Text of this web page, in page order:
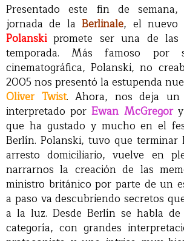
Presentado este fin de
jornada de laBerlinale, el nuevo
Polanskipromete ser una de las
temporada. Más famoso por
cinematográfica, Polanski, no
2005 nos presentó la estupenda
Oliver Twist. Ahora, nos deja
interpretado porEwan McGregory
que ha gustado y mucho en el
Berlín. Polanski, tuvo que
arresto domiciliario, vuelve en
narrarnos la creación de las
ministro británico por parte de un
a paso va descubriendo secretos
a la luz. Desde Berlín se habla
categoría, con grandes